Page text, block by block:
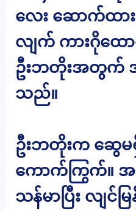
လေး ဆောက်ထ
လျက် ကားဂိုထော
ဦးဘတိုးအတွက် အ
သည်။
ဦးဘတိုးက ဆွေမ
ကောက်ကြွက်။ အ
သန်မာပြီး လျင်